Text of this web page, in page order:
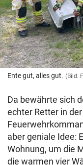
Ente gut, alles gut. (Bild:
Da bewährte sich
echter Retter in
aber geniale Idee:
Wohnung, um die
die warmen vier